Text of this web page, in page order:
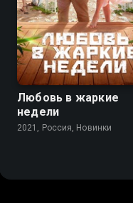
Любовь в жаркие
недели
2021, Россия, Новинки